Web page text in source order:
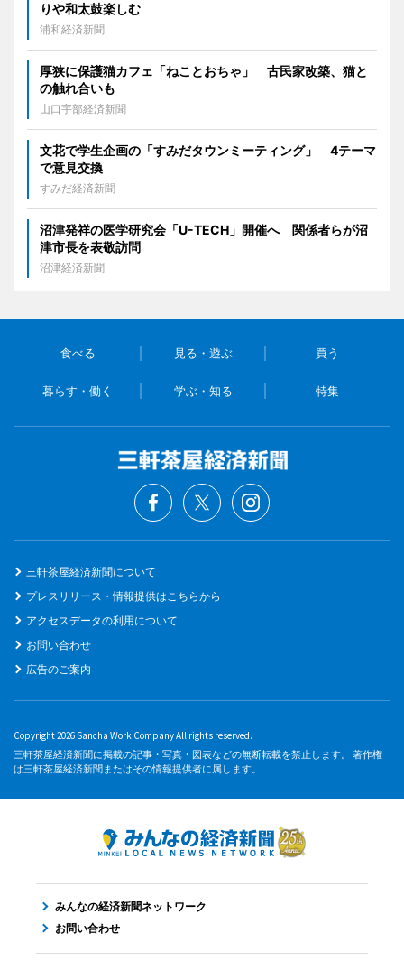
りや和太鼓楽しむ
浦和経済新聞
厚狭に保護猫カフェ「ねことおちゃ」 古民家改築、猫と
の触れ合いも
山口宇部経済新聞
文花で学生企画の「すみだタウンミーティング」 4テーマ
で意見交換
すみだ経済新聞
沼津発祥の医学研究会「U-TECH」開催へ 関係者らが沼
津市長を表敬訪問
沼津経済新聞
食べる 見る・遊ぶ 買う
暮らす・働く 学ぶ・知る 特集
三軒茶屋経済新聞について
プレスリリース・情報提供はこちらから
アクセスデータの利用について
お問い合わせ
広告のご案内
Copyright 2026 Sancha Work Company All rights reserved.
三軒茶屋経済新聞に掲載の記事・写真・図表などの無断転載を禁止します。 著作権
は三軒茶屋経済新聞またはその情報提供者に属します。
みんなの経済新聞ネットワーク
お問い合わせ